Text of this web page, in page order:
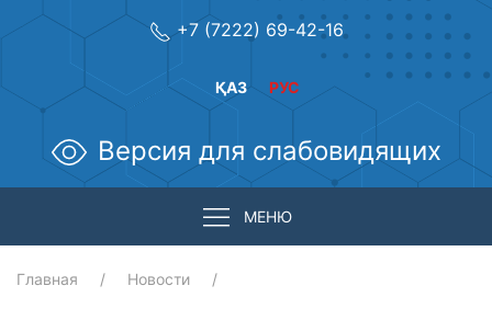
+7 (7222) 69-42-16
РУС
ҚАЗ
Версия для слабовидящих
МЕНЮ
Главная Новости